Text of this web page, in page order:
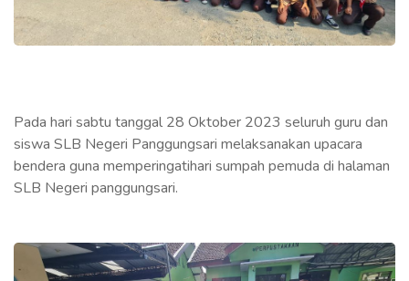
Pada hari sabtu tanggal 28 Oktober 2023 seluruh guru dan
siswa SLB Negeri Panggungsari melaksanakan upacara
bendera guna memperingatihari sumpah pemuda di halaman
SLB Negeri panggungsari.